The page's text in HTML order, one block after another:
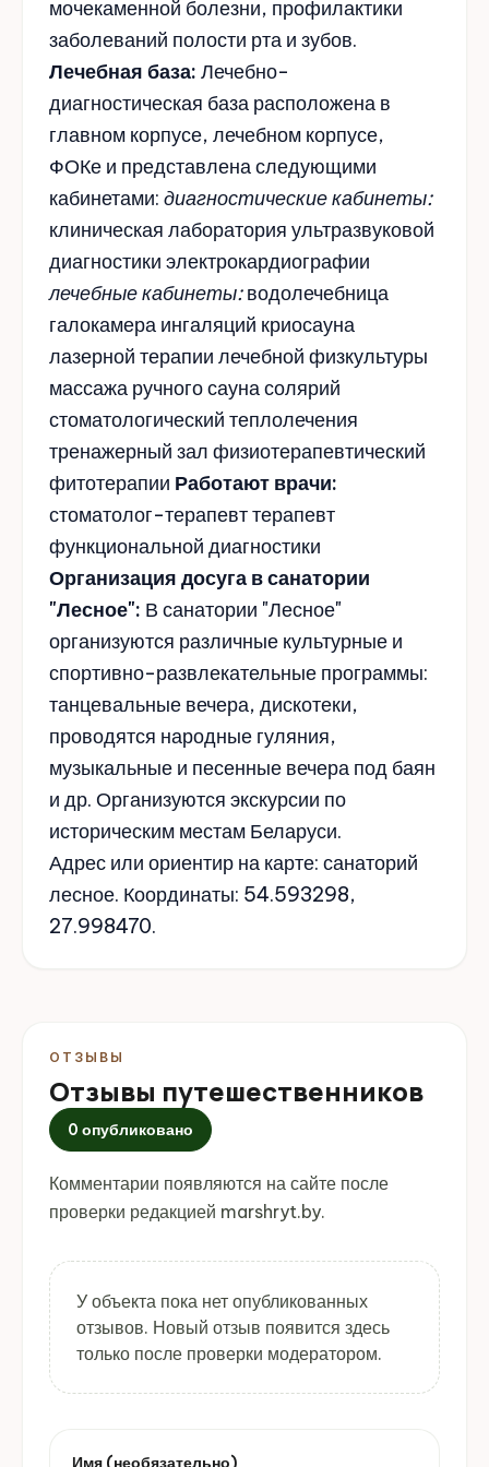
мочекаменной болезни, профилактики
заболеваний полости рта и зубов.
Лечебная база: Лечебно-
диагностическая база расположена в
главном корпусе, лечебном корпусе,
ФОКе и представлена следующими
кабинетами: диагностические кабинеты:
клиническая лаборатория ультразвуковой
диагностики электрокардиографии
лечебные кабинеты:водолечебница
галокамера ингаляций криосауна
лазерной терапии лечебной физкультуры
массажа ручного сауна солярий
стоматологический теплолечения
тренажерный зал физиотерапевтический
фитотерапии Работают врачи:
стоматолог-терапевт терапевт
функциональной диагностики
Организация досуга в санатории
"Лесное": В санатории "Лесное"
организуются различные культурные и
спортивно-развлекательные программы:
танцевальные вечера, дискотеки,
проводятся народные гуляния,
музыкальные и песенные вечера под баян
и др. Организуются экскурсии по
историческим местам Беларуси.
Адрес или ориентир на карте: санаторий
лесное. Координаты: 54.593298,
27.998470.
ОТЗЫВЫ
Отзывы путешественников
0 опубликовано
Комментарии появляются на сайте после
проверки редакцией marshryt.by.
У объекта пока нет опубликованных
отзывов. Новый отзыв появится здесь
только после проверки модератором.
Имя (необязательно)